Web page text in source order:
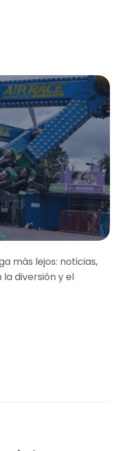
más lejos: noticias,
la diversión y el